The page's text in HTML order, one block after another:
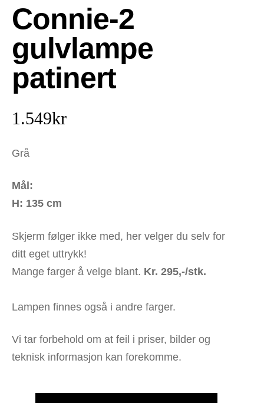
Connie-2
gulvlampe
patinert
1.549kr
Grå
Mål:
H: 135 cm
Skjerm følger ikke med, her velger du selv for
ditt eget uttrykk!
Mange farger å velge blant. Kr. 295,-/stk.
Lampen finnes også i andre farger.
Vi tar forbehold om at feil i priser, bilder og
teknisk informasjon kan forekomme.